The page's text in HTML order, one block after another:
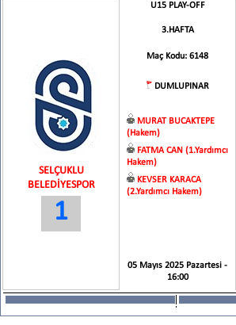
SELÇUKLU
BELEDİYESPOR
1
U15 PLAY-OFF
3.HAFTA
Maç Kodu: 6148
DUMLUPINAR
MURAT BUCAKTEPE
(Hakem)
FATMA CAN (1.Yardımcı
Hakem)
KEVSER KARACA
(2.Yardımcı Hakem)
05 Mayıs 2025 Pazartesi -
16:00